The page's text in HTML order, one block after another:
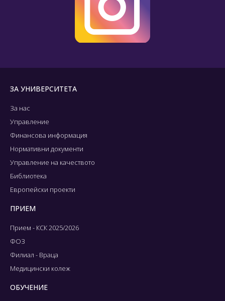
ЗА УНИВЕРСИТЕТА
За нас
Управление
Финансова информация
Нормативни документи
Управление на качеството
Библиотека
Европейски проекти
ПРИЕМ
Прием - КСК 2025/2026
ФОЗ
Филиал - Враца
Медицински колеж
ОБУЧЕНИЕ